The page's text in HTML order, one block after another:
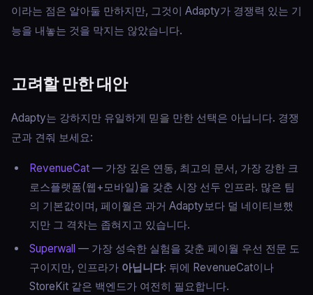
이라는 점은 알아둘 만하지만, 그것이 Adapty가 경쟁력 있는 기
능을 내놓는 것을 막지는 않았습니다.
고려할 만한 대안
Adapty는 강하지만 유일하게 믿을 만한 선택은 아닙니다. 경쟁
군과 견줘 보세요:
RevenueCat — 가장 깊은 연동, 최고의 문서, 가장 강한 크
로스플랫폼(웹+모바일)을 갖춘 시장 선두 인프라. 많은 팀
의 기본값이며, 페이월은 과거 Adapty보다 덜 네이티브했
지만 그 격차는 좁혀지고 있습니다.
Superwall — 가장 성숙한 실험을 갖춘 페이월 우선 전문 도
구이지만, 인프라가 아닙니다: 뒤에 RevenueCat이나
StoreKit 같은 백엔드가 여전히 필요합니다.